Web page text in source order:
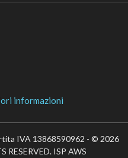
informazioni
IVA 13868590962 - © 2026
RESERVED. ISP AWS